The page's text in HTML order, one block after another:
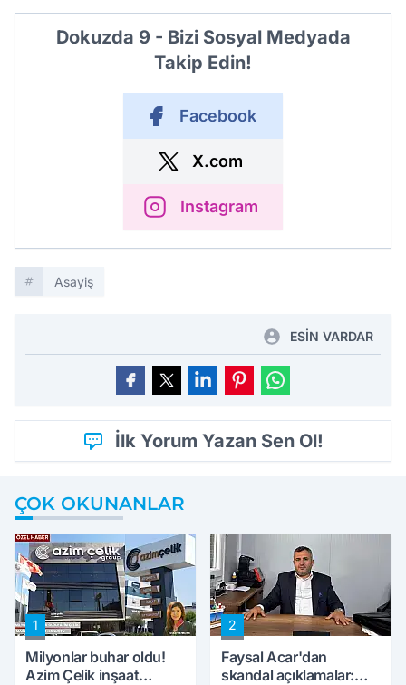
Dokuzda 9 - Bizi Sosyal Medyada
Takip Edin!
Facebook
X.com
Instagram
Asayiş
ESİN VARDAR
İlk Yorum Yazan Sen Ol!
ÇOK OKUNANLAR
1
Milyonlar buhar oldu!
Azim Çelik inşaat
2
Faysal Acar'dan
skandal açıklamalar: